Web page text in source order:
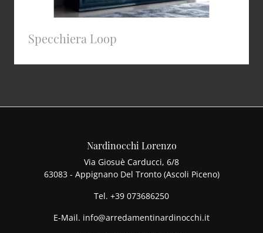
Specchiera Loop
Nardinocchi Lorenzo
Via Giosuè Carducci, 6/8
63083 - Appignano Del Tronto (Ascoli Piceno)
Tel. +39 073686250
E-Mail. info@arredamentinardinocchi.it